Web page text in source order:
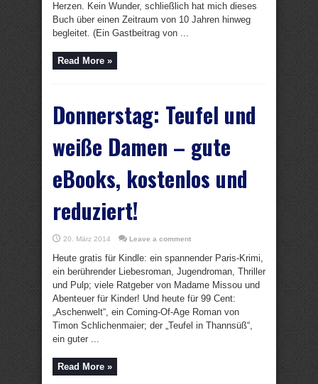
Herzen. Kein Wunder, schließlich hat mich dieses
Buch über einen Zeitraum von 10 Jahren hinweg
begleitet. (Ein Gastbeitrag von ...
Read More »
Donnerstag: Teufel und
weiße Damen – gute
eBooks, kostenlos und
reduziert!
20. März 2014 Leave a comment
Heute gratis für Kindle: ein spannender Paris-Krimi,
ein berührender Liebesroman, Jugendroman, Thriller
und Pulp; viele Ratgeber von Madame Missou und
Abenteuer für Kinder! Und heute für 99 Cent:
„Aschenwelt“, ein Coming-Of-Age Roman von
Timon Schlichenmaier; der „Teufel in Thannsüß“,
ein guter ...
Read More »